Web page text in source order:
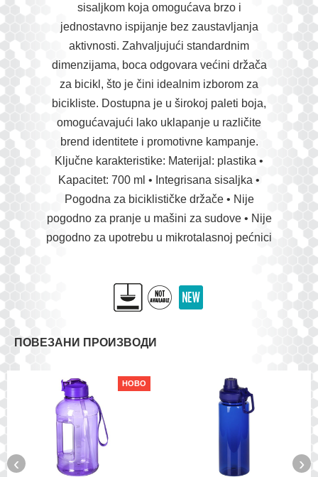
sisaljkom koja omogućava brzo i
jednostavno ispijanje bez zaustavljanja
aktivnosti. Zahvaljujući standardnim
dimenzijama, boca odgovara većini držača
za bicikl, što je čini idealnim izborom za
bicikliste. Dostupna je u širokoj paleti boja,
omogućavajući lako uklapanje u različite
brend identitete i promotivne kampanje.
Ključne karakteristike: Materijal: plastika •
Kapacitet: 700 ml • Integrisana sisaljka •
Pogodna za biciklističke držače • Nije
pogodno za pranje u mašini za sudove • Nije
pogodno za upotrebu u mikrotalasnoj pećnici
ПОВЕЗАНИ ПРОИЗВОДИ
НОВО
‹ ›